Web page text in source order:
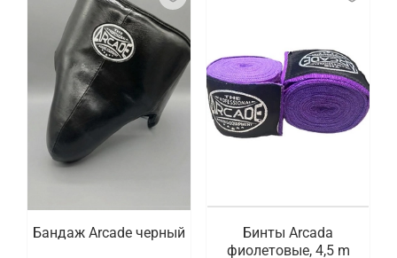
Бандаж Arcade черный
Бинты Arcada
фиолетовые, 4,5 m